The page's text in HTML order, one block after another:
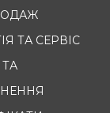
ТА СЕРВІС